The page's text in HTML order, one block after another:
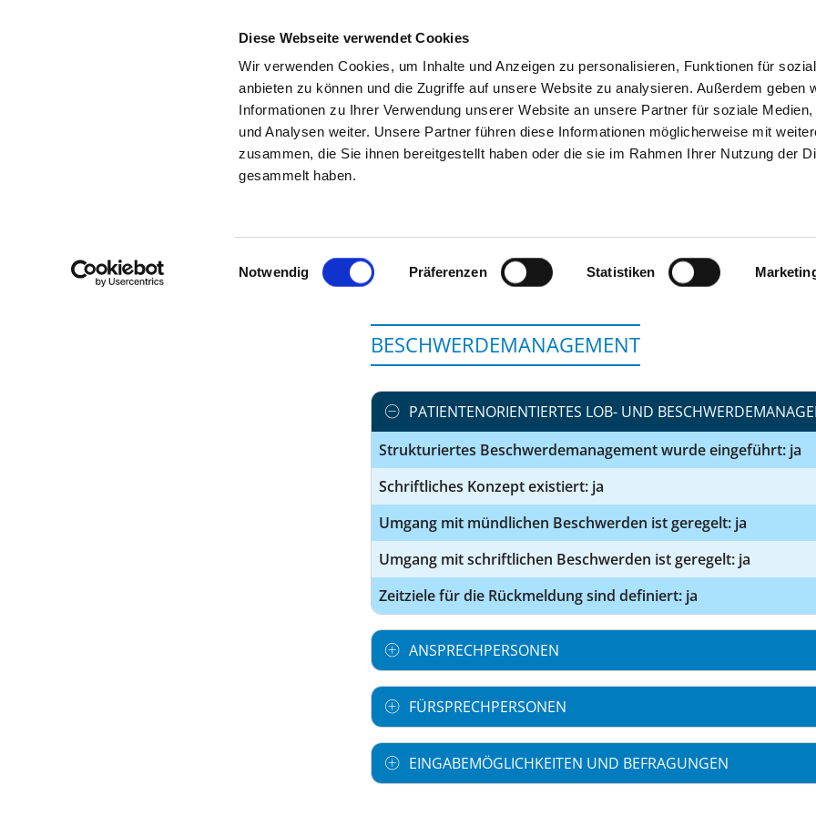
Diese Webseite verwendet Cookies
Wir verwenden Cookies, um Inhalte und Anzeigen zu personalisieren, Funktionen für
anbieten zu können und die Zugriffe auf unsere Website zu analysieren. Außerdem geben
Informationen zu Ihrer Verwendung unserer Website an unsere Partner für soziale Medien,
und Analysen weiter. Unsere Partner führen diese Informationen möglicherweise mit
zusammen, die Sie ihnen bereitgestellt haben oder die sie im Rahmen Ihrer Nutzung der
gesammelt haben.
Einwilligungsauswahl
Notwendig Präferenzen Statistiken
SUCHEN TIPPS & HILFE DAS DKV
Zur Krankenhaus-Startseite
BESCHWERDEMANAGEMENT
PATIENTENORIENTIERTES LOB- UND
Strukturiertes Beschwerdemanagement wurde eingeführt: ja
Schriftliches Konzept existiert: ja
Umgang mit mündlichen Beschwerden ist geregelt: ja
Umgang mit schriftlichen Beschwerden ist geregelt: ja
Zeitziele für die Rückmeldung sind definiert: ja
ANSPRECHPERSONEN
FÜRSPRECHPERSONEN
EINGABEMÖGLICHKEITEN UND BEFRAGUNGEN